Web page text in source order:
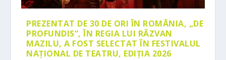
PREZENTAT DE 30 DE ORI ÎN ROMÂNIA, „DE
PROFUNDIS”, ÎN REGIA LUI RĂZVAN
MAZILU, A FOST SELECTAT ÎN FESTIVALUL
NAȚIONAL DE TEATRU, EDIȚIA 2026